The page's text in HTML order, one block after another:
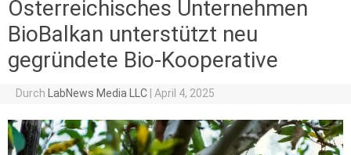
Österreichisches Unternehmen
BioBalkan unterstützt neu
gegründete Bio-Kooperative
Durch LabNews Media LLC April 4, 2025